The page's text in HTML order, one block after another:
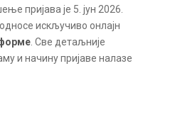
пријава је 5. јун 2026.
искључиво онлајн
. Све детаљније
и начину пријаве налазе